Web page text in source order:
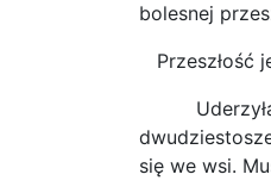
bolesnej
Przeszłość
się we wsi.